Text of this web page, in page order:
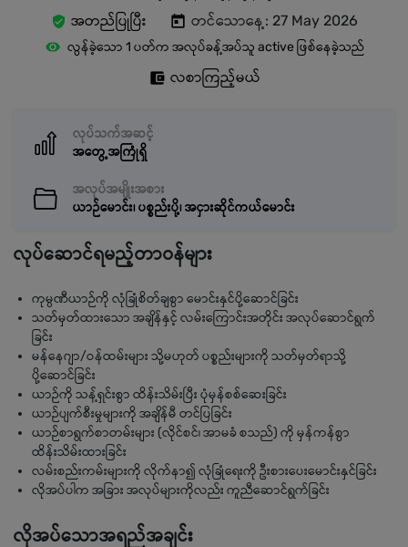
အတည်ပြုပြီး
တင်သောနေ့: 27 May 2026
လွန်ခဲ့သော 1 ပတ်က အလုပ်ခန့်အပ်သူ active ဖြစ်နေခဲ့သည်
လစာကြည့်မယ်
လုပ်သက်အဆင့်
အတွေ့အကြုံရှိ
အလုပ်အမျိုးအစား
ယာဉ်မောင်း၊ ပစ္စည်းပို့၊ အငှားဆိုင်ကယ်မောင်း
လုပ်ဆောင်ရမည့်တာဝန်များ
ကုမ္ပဏီယာဉ်ကို လုံခြုံစိတ်ချစွာ မောင်းနှင်ပို့ဆောင်ခြင်း
သတ်မှတ်ထားသော အချိန်နှင့် လမ်းကြောင်းအတိုင်း အလုပ်ဆောင်ရွက်
ခြင်း
မန်နေဂျာ/ဝန်ထမ်းများ သို့မဟုတ် ပစ္စည်းများကို သတ်မှတ်ရာသို့
ပို့ဆောင်ခြင်း
ယာဉ်ကို သန့်ရှင်းစွာ ထိန်းသိမ်းပြီး ပုံမှန်စစ်ဆေးခြင်း
ယာဉ်ပျက်စီးမှုများကို အချိန်မီ တင်ပြခြင်း
ယာဉ်စာရွက်စာတမ်းများ (လိုင်စင်၊ အာမခံ စသည်) ကို မှန်ကန်စွာ
ထိန်းသိမ်းထားခြင်း
လမ်းစည်းကမ်းများကို လိုက်နာ၍ လုံခြုံရေးကို ဦးစားပေးမောင်းနှင်ခြင်း
လိုအပ်ပါက အခြား အလုပ်များကိုလည်း ကူညီဆောင်ရွက်ခြင်း
လိုအပ်သောအရည်အချင်း